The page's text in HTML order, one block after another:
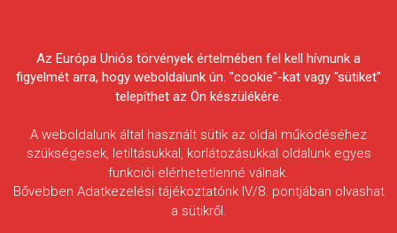
Egyesületek Szövetsége
Békési Lajos
Az Európa Uniós törvények értelmében fel kell hívnunk a
figyelmét arra, hogy weboldalunk ún. "cookie"-kat vagy "sütiket"
telepíthet az Ön készülékére.
A weboldalunk által használt sütik az oldal működéséhez
szükségesek, letiltásukkal, korlátozásukkal oldalunk egyes
funkciói elérhetetlenné válnak.
Bővebben Adatkezelési tájékoztatónk IV/8. pontjában olvashat
a sütikről.